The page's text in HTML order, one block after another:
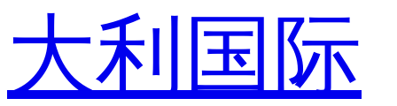
大利国际